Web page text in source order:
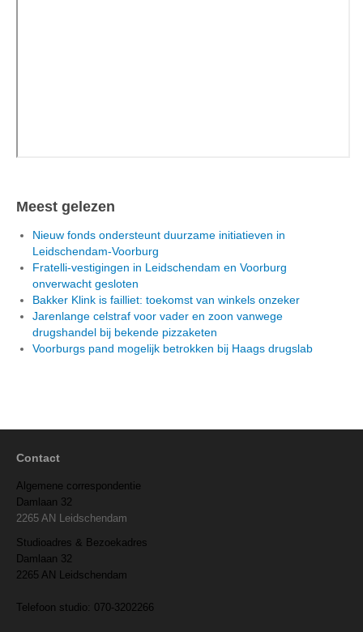
Meest gelezen
Nieuw fonds ondersteunt duurzame initiatieven in
Leidschendam-Voorburg
Fratelli-vestigingen in Leidschendam en Voorburg
onverwacht gesloten
Bakker Klink is failliet: toekomst van winkels onzeker
Jarenlange celstraf voor vader en zoon vanwege
drugshandel bij bekende pizzaketen
Voorburgs pand mogelijk betrokken bij Haags drugslab
Contact
Algemene correspondentie
Damlaan 32
2265 AN Leidschendam
Studioadres & Bezoekadres
Damlaan 32
2265 AN Leidschendam
Telefoon studio: 070-3202266